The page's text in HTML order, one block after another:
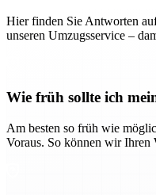
Hier finden Sie Antworten
unseren Umzugsservice –
Wie früh sollte ich
Am besten so früh wie
Voraus. So können wir Ihren